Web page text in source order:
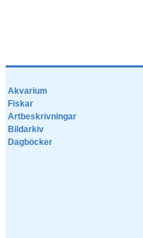
Akvarium
Fiskar
Artbeskrivningar
Bildarkiv
Dagböcker